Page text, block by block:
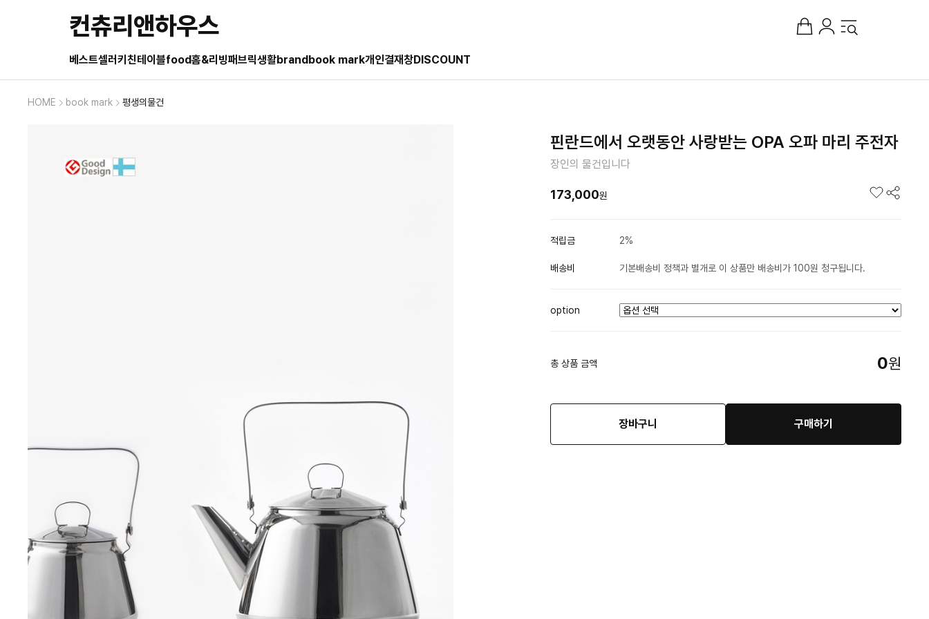
컨츄리앤하우스
베스트셀러 키친테이블food홈&리빙패브릭생활brandbook mark개인결재창DISCOUNT
HOME book mark 평생의물건
핀란드에서 오랫동안 사랑받는 OPA 오파 마리 주전자
장인의 물건입니다
173,000원
적립금 2%
배송비 기본배송비 정책과 별개로 이 상품만 배송비가 100원 청구됩니다.
option
총 상품 금액 0원
장바구니 구매하기